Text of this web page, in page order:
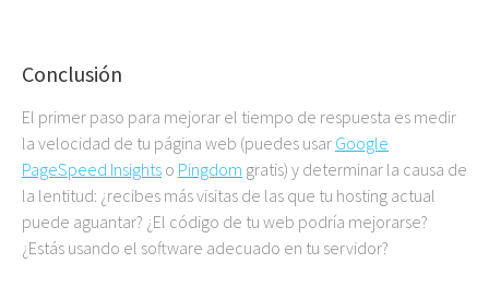
Conclusión
El primer paso para mejorar el tiempo de respuesta es medir
la velocidad de tu página web (puedes usar Google
PageSpeed Insights o Pingdom gratis) y determinar la causa de
la lentitud: ¿recibes más visitas de las que tu hosting actual
puede aguantar? ¿El código de tu web podría mejorarse?
¿Estás usando el software adecuado en tu servidor?